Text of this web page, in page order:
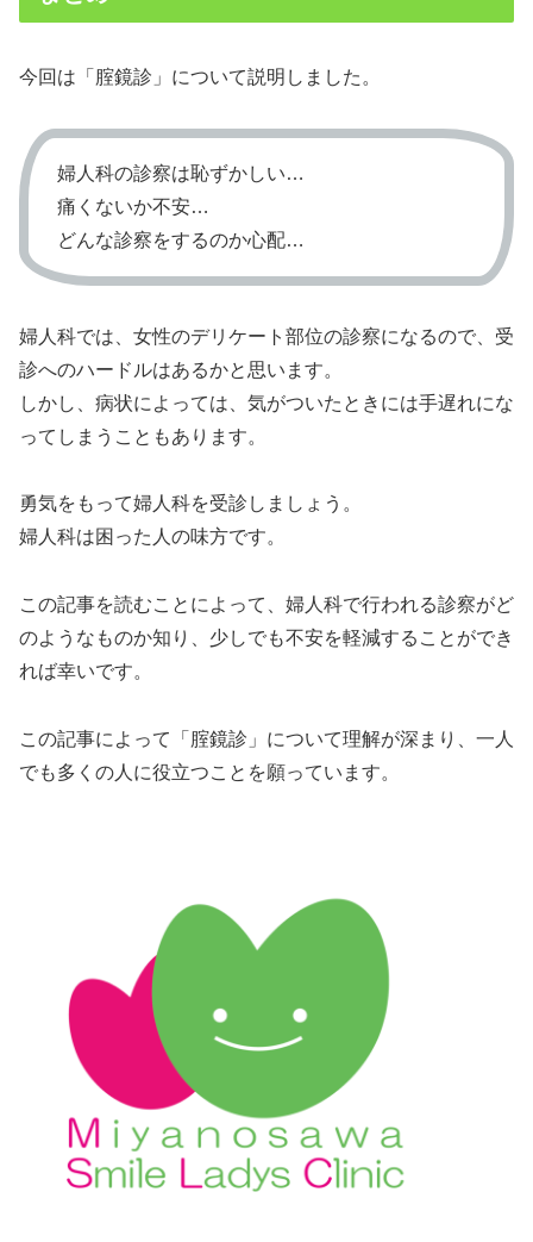
今回は「腟鏡診」について説明しました。
婦人科の診察は恥ずかしい…
痛くないか不安…
どんな診察をするのか心配…
婦人科では、女性のデリケート部位の診察になるので、受
診へのハードルはあるかと思います。
しかし、病状によっては、気がついたときには手遅れにな
ってしまうこともあります。
勇気をもって婦人科を受診しましょう。
婦人科は困った人の味方です。
この記事を読むことによって、婦人科で行われる診察がど
のようなものか知り、少しでも不安を軽減することができ
れば幸いです。
この記事によって「腟鏡診」について理解が深まり、一人
でも多くの人に役立つことを願っています。